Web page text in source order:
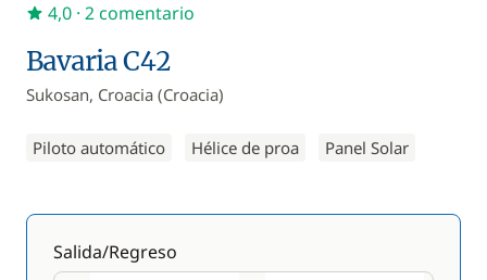
Bavaria C42
Sukosan, Croacia (Croacia)
Piloto automático Hélice de proa Panel Solar
4,0 · 2 comentario
Salida/Regreso